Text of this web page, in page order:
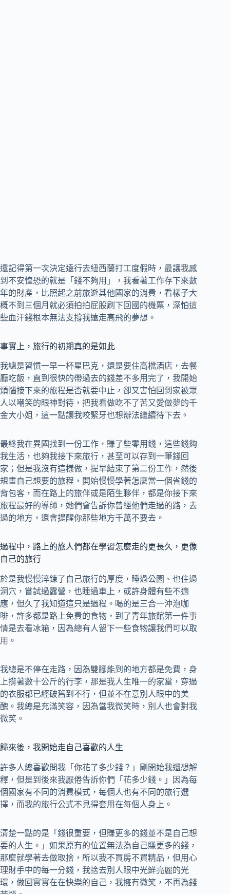
還記得第一次決定遠行去紐西蘭打工度假時，最讓我感
到不安惶恐的就是「錢不夠用」，我看著工作存下來數
年的財產，比照起之前旅遊其他國家的消費，看樣子大
概不到三個月就必須拍拍屁股刷下回國的機票，深怕這
些血汗錢根本無法支撐我遠走高飛的夢想。
事實上，旅行的初期真的是如此
我總是習慣一早一杯星巴克，還是要住高檔酒店，去餐
廳吃飯，直到很快的帶過去的錢差不多用完了，我開始
煩惱接下來的旅程是否就要中止，卻又害怕回到家被眾
人以嘲笑的眼神對待，把我看做吃不了苦又愛做夢的千
金大小姐，這一點讓我咬緊牙也想辦法繼續待下去。
最終我在異國找到一份工作，賺了些零用錢，這些錢夠
我生活，也夠我接下來旅行，甚至可以存到一筆錢回
家；但是我沒有這樣做，提早結束了第二份工作，然後
規畫自己想要的旅程，開始慢慢學著怎麼當一個省錢的
背包客，而在路上的旅伴或是陌生夥伴，都是你接下來
旅程最好的導師，她們會告訴你曾經他們走過的路，去
過的地方，還會提醒你那些地方千萬不要去。
過程中，路上的旅人們都在學習怎麼走的更長久，更像
自己的旅行
於是我慢慢淬鍊了自己旅行的厚度，睡過公園、也住過
洞穴，嘗試過露營，也睡過車上，或許身體有些不適
應，但久了我知道這只是過程。喝的是三合一沖泡咖
啡，許多都是路上免費的食物，到了青年旅館第一件事
情是去看冰箱，因為總有人留下一些食物讓我們可以取
用。
我總是不停在走路，因為雙腳能到的地方都是免費，身
上揹著數十公斤的行李，那是我人生唯一的家當，穿過
的衣服都已經破舊到不行，但並不在意別人眼中的美
醜。我總是充滿笑容，因為當我微笑時，別人也會對我
微笑。
歸來後，我開始走自己喜歡的人生
許多人總喜歡問我「你花了多少錢？」剛開始我還想解
釋，但是到後來我厭倦告訴你們「花多少錢。」因為每
個國家有不同的消費模式，每個人也有不同的旅行選
擇，而我的旅行公式不見得套用在每個人身上。
清楚一點的是「錢很重要，但賺更多的錢並不是自己想
要的人生。」如果原有的位置無法為自己賺更多的錢，
那麼就學著去做取捨，所以我不買房不買精品，但用心
理財手中的每一分錢，我捨去別人眼中光鮮亮麗的光
環，做回實實在在快樂的自己，我擁有微笑，不再為錢